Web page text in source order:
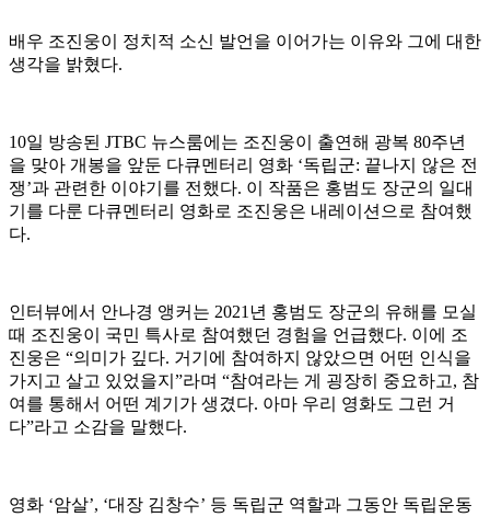
배우 조진웅이 정치적 소신 발언을 이어가는 이유와 그에 대한
생각을 밝혔다.
10일 방송된 JTBC 뉴스룸에는 조진웅이 출연해 광복 80주년
을 맞아 개봉을 앞둔 다큐멘터리 영화 ‘독립군: 끝나지 않은 전
쟁’과 관련한 이야기를 전했다. 이 작품은 홍범도 장군의 일대
기를 다룬 다큐멘터리 영화로 조진웅은 내레이션으로 참여했
다.
인터뷰에서 안나경 앵커는 2021년 홍범도 장군의 유해를 모실
때 조진웅이 국민 특사로 참여했던 경험을 언급했다. 이에 조
진웅은 “의미가 깊다. 거기에 참여하지 않았으면 어떤 인식을
가지고 살고 있었을지”라며 “참여라는 게 굉장히 중요하고, 참
여를 통해서 어떤 계기가 생겼다. 아마 우리 영화도 그런 거
다”라고 소감을 말했다.
영화 ‘암살’, ‘대장 김창수’ 등 독립군 역할과 그동안 독립운동